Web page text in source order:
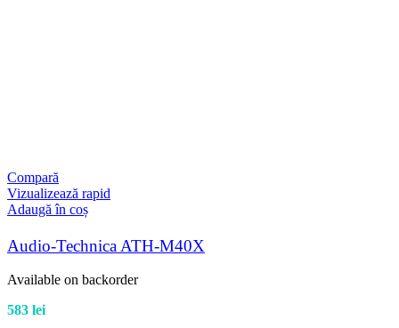
Compară
Vizualizează rapid
Adaugă în coș
Audio-Technica ATH-M40X
Available on backorder
583 lei